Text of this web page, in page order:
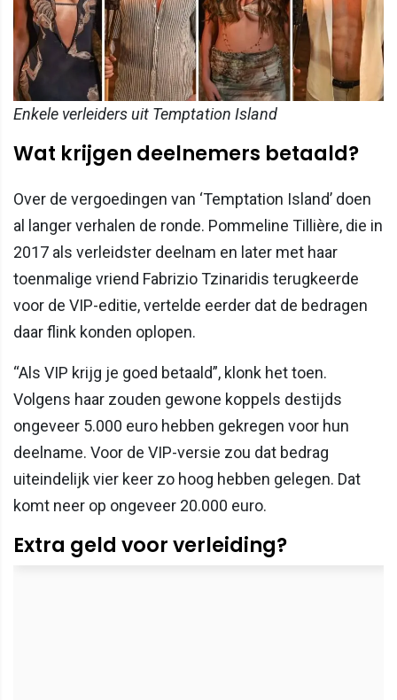
Enkele verleiders uit Temptation Island
Wat krijgen deelnemers betaald?
Over de vergoedingen van ‘Temptation Island’ doen
al langer verhalen de ronde. Pommeline Tillière, die in
2017 als verleidster deelnam en later met haar
toenmalige vriend Fabrizio Tzinaridis terugkeerde
voor de VIP-editie, vertelde eerder dat de bedragen
daar flink konden oplopen.
“Als VIP krijg je goed betaald”, klonk het toen.
Volgens haar zouden gewone koppels destijds
ongeveer 5.000 euro hebben gekregen voor hun
deelname. Voor de VIP-versie zou dat bedrag
uiteindelijk vier keer zo hoog hebben gelegen. Dat
komt neer op ongeveer 20.000 euro.
Extra geld voor verleiding?